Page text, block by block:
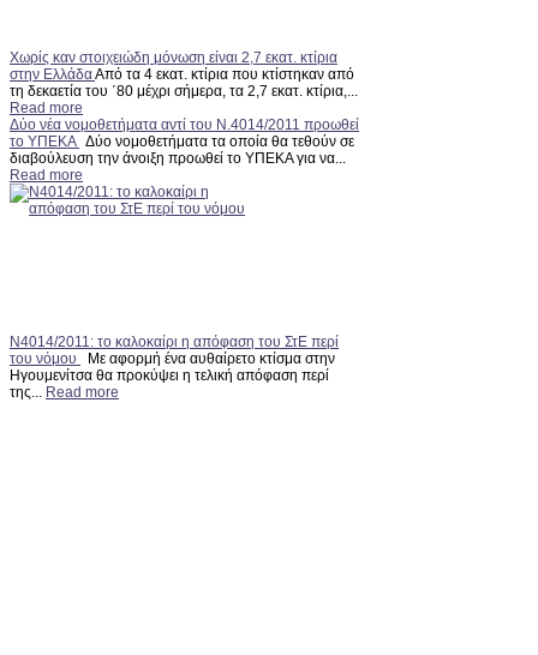
Χωρίς καν στοιχειώδη μόνωση είναι 2,7 εκατ. κτίρια
στην ΕλλάδαΑπό τα 4 εκατ. κτίρια που κτίστηκαν από
τη δεκαετία του ΄80 μέχρι σήμερα, τα 2,7 εκατ. κτίρια,...
Read more
Δύο νέα νομοθετήματα αντί του Ν.4014/2011 προωθεί
το ΥΠΕΚΑ Δύο νομοθετήματα τα οποία θα τεθούν σε
διαβούλευση την άνοιξη προωθεί το ΥΠΕΚΑ για να...
Read more
Ν4014/2011: το καλοκαίρι η απόφαση του ΣτΕ περί
του νόμου
Με αφορμή ένα αυθαίρετο κτίσμα στην
Ηγουμενίτσα θα προκύψει η τελική απόφαση περί
της... Read more